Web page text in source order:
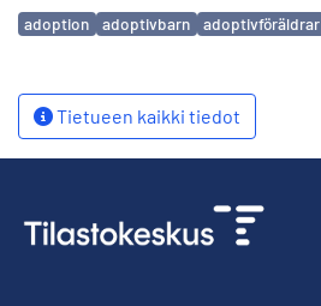
Avainsanat
adoption adoptivbarn adoptivföräldrar
Tietueen kaikki tiedot